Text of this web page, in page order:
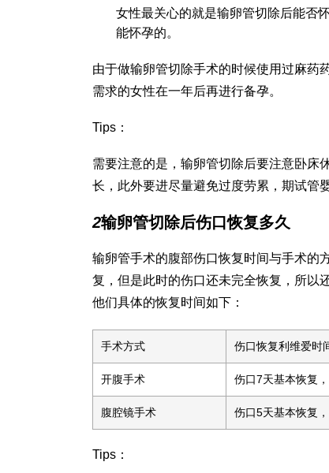
女性最关心的就是输卵管切除后能否
能怀孕的。
由于做输卵管切除手术的时候使用过麻药
需求的女性在一年后再进行备孕。
Tips：
需要注意的是，输卵管切除后要注意卧床
长，此外要进尽量避免过度劳累，期试管
2输卵管切除后伤口恢复多久
输卵管手术的腹部伤口恢复时间与手术的
复，但是此时的伤口还未完全恢复，所以
他们具体的恢复时间如下：
手术方式 伤口恢复利维爱时
开腹手术 伤口7天基本恢复
腹腔镜手术 伤口5天基本恢复
Tips：